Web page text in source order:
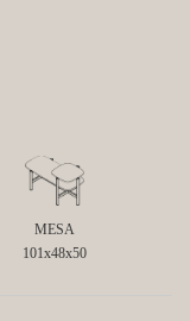
MESA
101x48x50